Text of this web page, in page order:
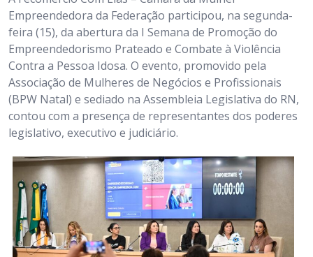
Empreendedora da Federação participou, na segunda-
feira (15), da abertura da I Semana de Promoção do
Empreendedorismo Prateado e Combate à Violência
Contra a Pessoa Idosa. O evento, promovido pela
Associação de Mulheres de Negócios e Profissionais
(BPW Natal) e sediado na Assembleia Legislativa do RN,
contou com a presença de representantes dos poderes
legislativo, executivo e judiciário.